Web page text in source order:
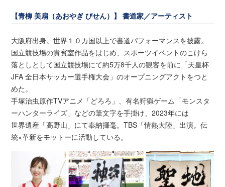
【青柳 美扇（あおやぎ びせん）】 書道家／アーティスト
大阪府出身。世界１０カ国以上で書道パフォーマンスを披露。
国立競技場の貴賓室作品をはじめ、スポーツイベントのこけら
落としとして国立競技場にて約5万8千人の観客を前に「天皇杯
JFA 全日本サッカー選手権大会」のオープニングアクトをつと
めた。
手塚治虫原作TVアニメ「どろろ」、有名狩猟ゲーム「モンスタ
ーハンターライズ」などの筆文字を手掛け、2023年には
世界遺産「高野山」にて奉納揮毫。TBS「情熱大陸」出演。伝
統×革新をモットーに活動している。